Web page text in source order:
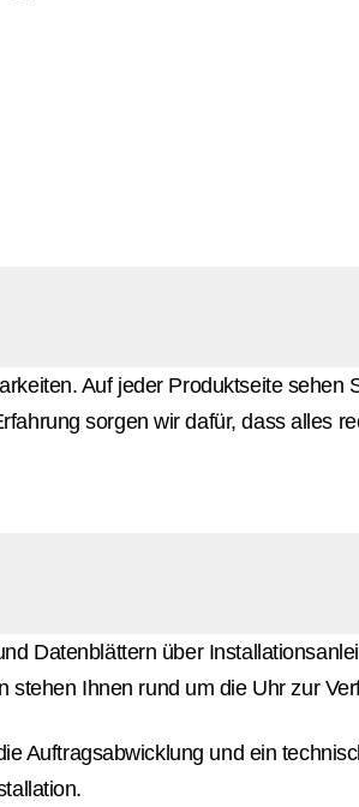
Auf jeder Produktseite sehen
sorgen wir dafür, dass alles
Datenblättern über
stehen Ihnen rund um die Uhr zur
Auftragsabwicklung und ein